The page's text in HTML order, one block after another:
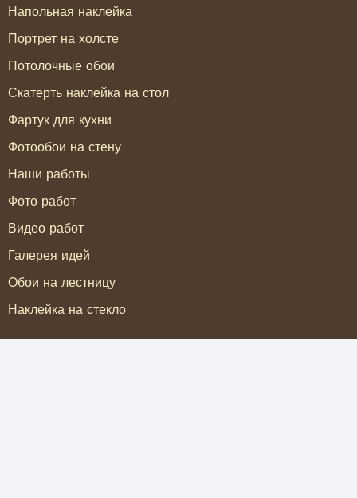
Напольная наклейка
Портрет на холсте
Потолочные обои
Скатерть наклейка на стол
Фартук для кухни
Фотообои на стену
Наши работы
Фото работ
Видео работ
Галерея идей
Обои на лестницу
Наклейка на стекло